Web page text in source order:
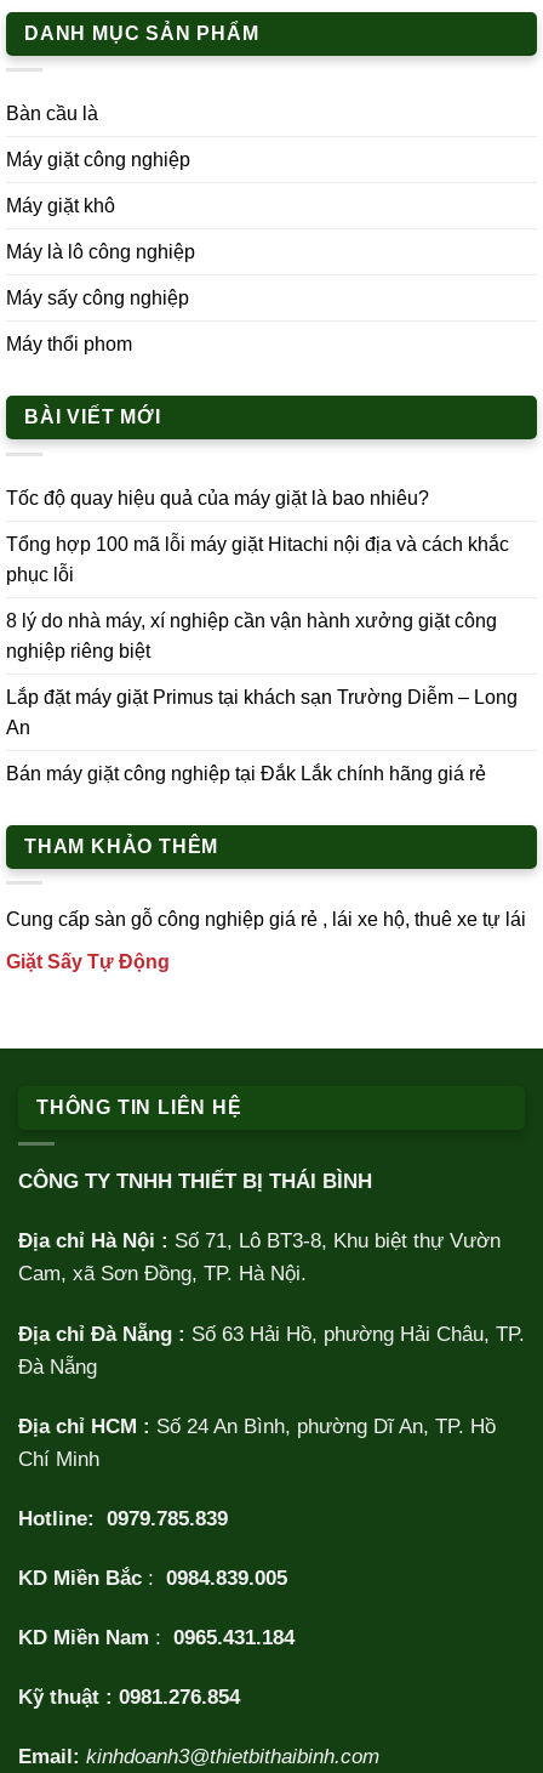
DANH MỤC SẢN PHẨM
Bàn cầu là
Máy giặt công nghiệp
Máy giặt khô
Máy là lô công nghiệp
Máy sấy công nghiệp
Máy thổi phom
BÀI VIẾT MỚI
Tốc độ quay hiệu quả của máy giặt là bao nhiêu?
Tổng hợp 100 mã lỗi máy giặt Hitachi nội địa và cách khắc
phục lỗi
8 lý do nhà máy, xí nghiệp cần vận hành xưởng giặt công
nghiệp riêng biệt
Lắp đặt máy giặt Primus tại khách sạn Trường Diễm – Long
An
Bán máy giặt công nghiệp tại Đắk Lắk chính hãng giá rẻ
THAM KHẢO THÊM
Cung cấp sàn gỗ công nghiệp giá rẻ , lái xe hộ, thuê xe tự lái
Giặt Sấy Tự Động
THÔNG TIN LIÊN HỆ
CÔNG TY TNHH THIẾT BỊ THÁI BÌNH
Địa chỉ Hà Nội : Số 71, Lô BT3-8, Khu biệt thự Vườn
Cam, xã Sơn Đồng, TP. Hà Nội.
Địa chỉ Đà Nẵng : Số 63 Hải Hồ, phường Hải Châu, TP.
Đà Nẵng
Địa chỉ HCM : Số 24 An Bình, phường Dĩ An, TP. Hồ
Chí Minh
Hotline: 0979.785.839
KD Miền Bắc : 0984.839.005
KD Miền Nam : 0965.431.184
Kỹ thuật : 0981.276.854
Email: kinhdoanh3@thietbithaibinh.com